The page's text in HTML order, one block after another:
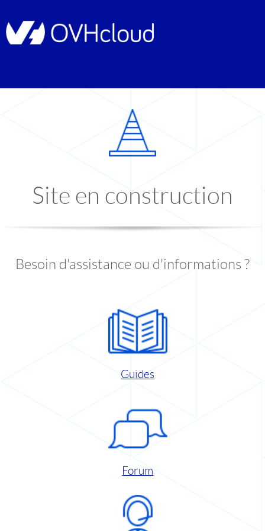
Site en construction
Besoin d'assistance ou d'informations ?
Guides
Forum